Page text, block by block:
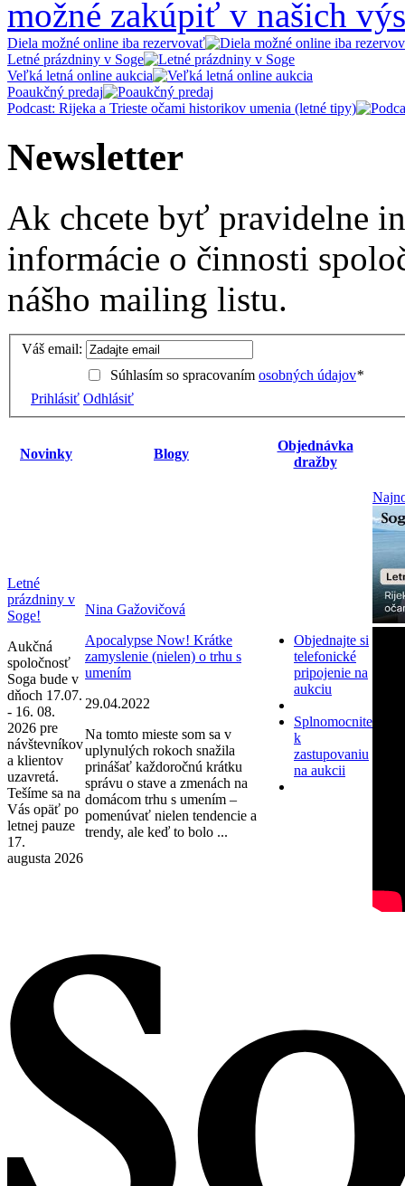
možné zakúpiť v našich
Diela možné online iba rezervovať
Letné prázdniny v Soge
Veľká letná online aukcia
Poaukčný predaj
Podcast: Rijeka a Trieste očami historikov umenia (letné tipy)
Newsletter
Ak chcete byť pravidelne
informácie o činnosti
nášho mailing listu.
Váš email:
Súhlasím so spracovaním osobných údajov*
Prihlásiť Odhlásiť
Novinky Blogy
Objednávka
dražby
Letné
prázdniny v
Soge!
Aukčná
spoločnosť
Soga bude v
dňoch 17.07.
- 16. 08.
2026 pre
návštevníkov
a klientov
uzavretá.
Tešíme sa na
Vás opäť po
letnej pauze
17.
augusta 2026
Nina Gažovičová
Apocalypse Now! Krátke
zamyslenie (nielen) o trhu s
umením
29.04.2022
Na tomto mieste som sa v
uplynulých rokoch snažila
prinášať každoročnú krátku
správu o stave a zmenách na
domácom trhu s umením –
pomenúvať nielen tendencie a
trendy, ale keď to bolo ...
Objednajte si
telefonické
pripojenie na
aukciu
Splnomocnite
k
zastupovaniu
na aukcii